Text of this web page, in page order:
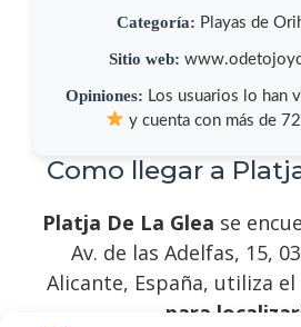
Categoría: Playas de
Sitio web:
Opiniones: Los usuarios lo han
y cuenta con más de
Como llegar a
Platja De La Glea se
Av. de las Adelfas, 15,
Alicante, España, utiliza
para